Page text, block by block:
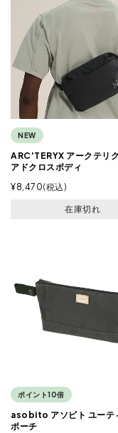
NEW
ARC'TERYX アークテリ
アドクロスボディ
¥8,470 税込
在庫切れ
ポイント10倍
asobito アソビト ユーテ
ポーチ